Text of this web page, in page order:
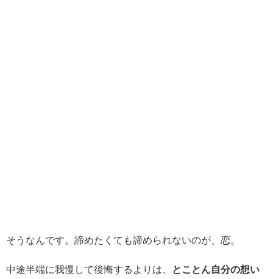
そうなんです。諦めたくても諦められないのが、恋。
中途半端に我慢して後悔するよりは、 とことん自分の想い